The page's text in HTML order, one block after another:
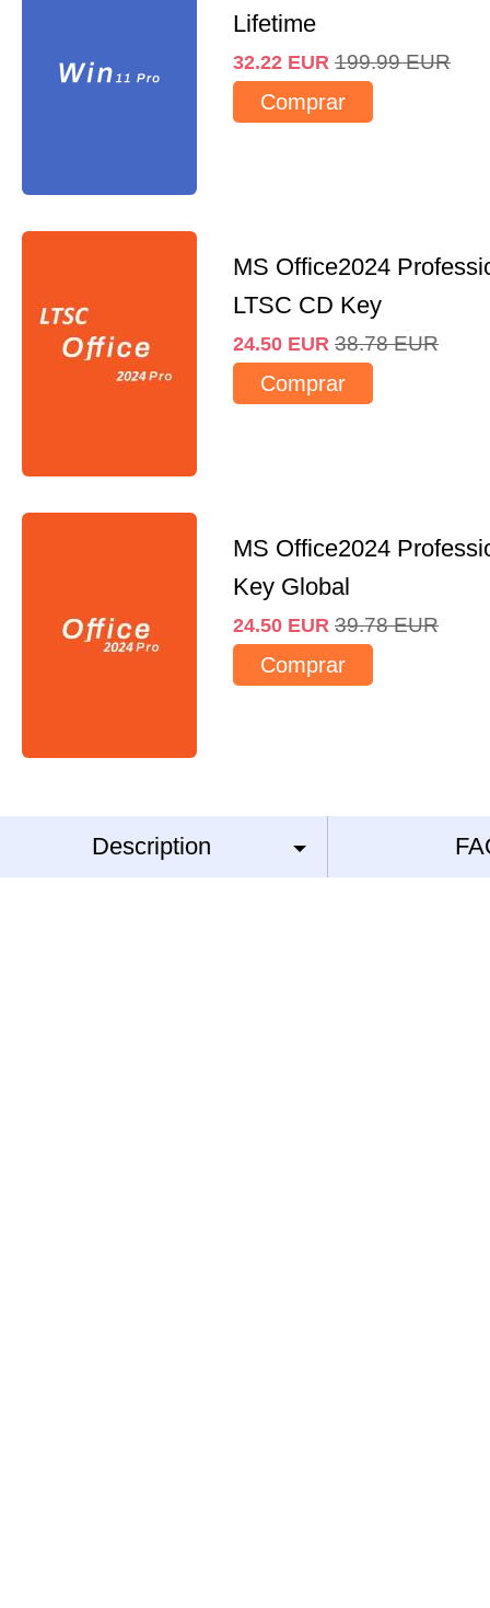
Lifetime
32.22 EUR 199.99 EUR
Comprar
MS Office2024
LTSC CD Key
24.50 EUR 38.78 EUR
Comprar
MS Office2024
Key Global
24.50 EUR 39.78 EUR
Comprar
Description